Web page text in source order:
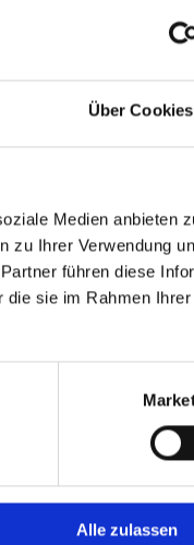
Über Cookies
Medien anbieten
zu Ihrer Verwendung
führen diese
die sie im Rahmen
Alle zulassen
und Leitungen